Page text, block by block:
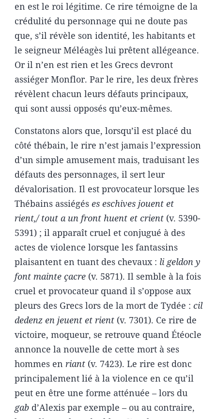
en est le roi légitime. Ce rire témoigne de la
crédulité du personnage qui ne doute pas
que, s’il révèle son identité, les habitants et
le seigneur Méléagès lui prêtent allégeance.
Or il n’en est rien et les Grecs devront
assiéger Monflor. Par le rire, les deux frères
révèlent chacun leurs défauts principaux,
qui sont aussi opposés qu’eux-mêmes.
Constatons alors que, lorsqu’il est placé du
côté thébain, le rire n’est jamais l’expression
d’un simple amusement mais, traduisant les
défauts des personnages, il sert leur
dévalorisation. Il est provocateur lorsque les
Thébains assiégés es eschives jouent et
rient,/ tout a un front huent et crient (v. 5390-
5391) ; il apparaît cruel et conjugué à des
actes de violence lorsque les fantassins
plaisantent en tuant des chevaux : li geldon y
font mainte çacre (v. 5871). Il semble à la fois
cruel et provocateur quand il s’oppose aux
pleurs des Grecs lors de la mort de Tydée : cil
dedenz en jeuent et rient (v. 7301). Ce rire de
victoire, moqueur, se retrouve quand Étéocle
annonce la nouvelle de cette mort à ses
hommes en riant (v. 7423). Le rire est donc
principalement lié à la violence en ce qu’il
peut en être une forme atténuée – lors du
gab d’Alexis par exemple – ou au contraire,